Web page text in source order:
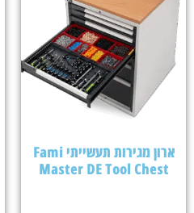
ארון מגירות תעשייתי Fami
Master DE Tool Chest